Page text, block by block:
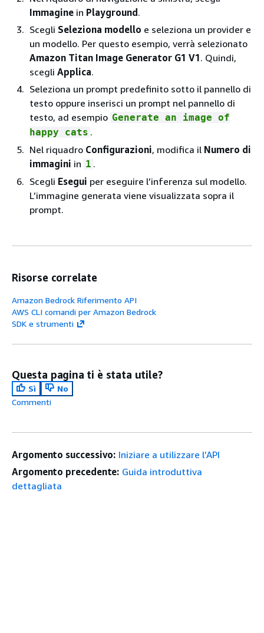
Immagine in Playground .
Scegli Seleziona modello e seleziona un provider e
un modello. Per questo esempio, verrà selezionato
Amazon Titan Image Generator G1 V1. Quindi,
scegli Applica.
Seleziona un prompt predefinito sotto il pannello di
testo oppure inserisci un prompt nel pannello di
testo, ad esempio Generate an image of
happy cats .
Nel riquadro Configurazioni, modifica il Numero di
immagini in 1 .
Scegli Esegui per eseguire l’inferenza sul modello.
L’immagine generata viene visualizzata sopra il
prompt.
Risorse correlate
Amazon Bedrock Riferimento API
AWS CLI comandi per Amazon Bedrock
SDK e strumenti
Questa pagina ti è stata utile?
Sì
No
Commenti
Argomento successivo: Iniziare a utilizzare l’API
Argomento precedente: Guida introduttiva
dettagliata